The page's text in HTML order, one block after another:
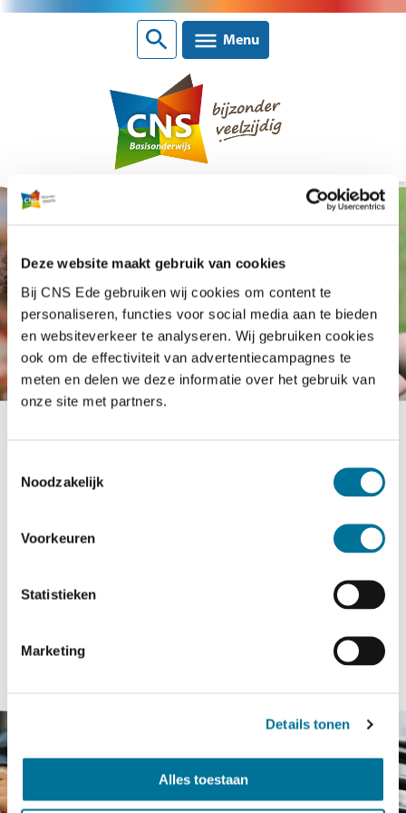
Deze website maakt gebruik van cookies
Bij CNS Ede gebruiken wij cookies om content te
personaliseren, functies voor social media aan te bieden
en websiteverkeer te analyseren. Wij gebruiken cookies
ook om de effectiviteit van advertentiecampagnes te
meten en delen we deze informatie over het gebruik van
onze site met partners.
Noodzakelijk
Voorkeuren
Statistieken
Marketing
Details tonen
Alles toestaan
Menu
Nieuws
CNS scholen
Contact
Over CNS Ede
Voor ouders
Zoek